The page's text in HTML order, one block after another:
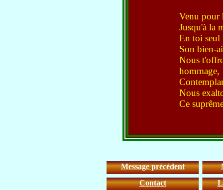
Venu pour
Jusqu'à la
En toi seul
Son bien-
Nous
hommage,
Nous
Ce
Message précédent
Contact